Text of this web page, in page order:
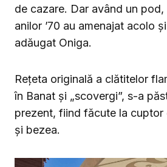
de cazare. Dar având un
anilor ’70 au amenajat acolo
adăugat Oniga.
Rețeta originală a clătitelor
în Banat și „scovergi”, s-a
prezent, fiind făcute la cuptor
și bezea.